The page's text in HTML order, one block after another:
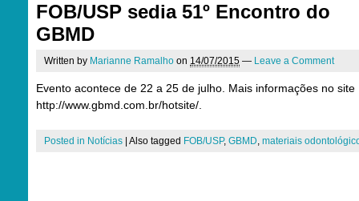
FOB/USP sedia 51º Encontro do
GBMD
Written by Marianne Ramalho on 14/07/2015 — Leave a Comment
Evento acontece de 22 a 25 de julho. Mais informações no site
http://www.gbmd.com.br/hotsite/.
Posted in Notícias Also tagged FOB/USP, GBMD, materiais